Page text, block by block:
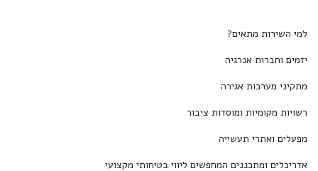
למי השירות מתאים?
יזמים וחברות אנרגיה
מתקיני מערכות אגירה
רשויות מקומיות ומוסדות ציבור
מפעלים ואתרי תעשייה
אדריכלים ומתכננים המחפשים ליווי בטיחותי מקצועי